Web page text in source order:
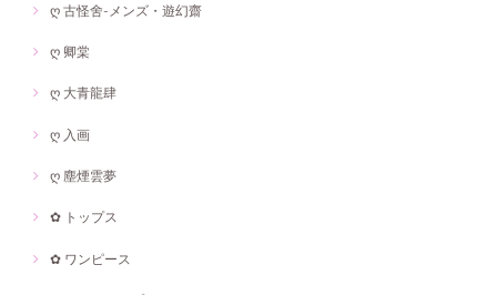
ღ 古怪舍-メンズ・遊幻齋
ღ 卿棠
ღ 大青龍肆
ღ 入画
ღ 塵煙雲夢
✿ トップス
✿ ワンピース